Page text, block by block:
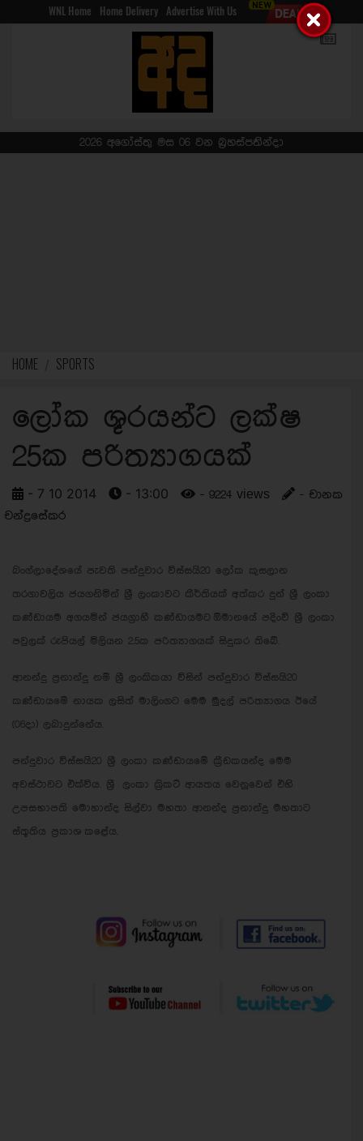
WNL Home Home Delivery Advertise With Us
2026 අගෝස්තු මස 06 වන බ්‍රහස්පතින්දා
HOME SPORTS
ලෝක ශූරයන්ට ලක්ෂ
25ක පරිත්‍යාගයක්
- 7 10 2014 - 13:00 - 9224 views
- චානක
චන්ද්‍රසේකර
බංග්ලාදේශයේ පැවති පන්දුවාර විස්සයි20 ලෝක කුසලාන
තරගාවලිය ජයගනිමින් ශ්‍රී ලංකාවට කීර්තියක් අත්කර දුන් ශ්‍රී ලංකා
කණ්ඩායම අගයමින් ජයග්‍රාහී කණ්ඩායමට ඕමානයේ පදිංවි ශ්‍රී ලංකා
පවුලක් රුපියල් මිලියන 2.5ක පරිත්‍යාගයක් සිදුකර තිබේ.
ආනන්දු ප්‍රනාන්දු නම් ශ්‍රී ලංකිකයා විසින් පන්දුවාර විස්සයි20
කණ්ඩායමේ නායක ලසිත් මාලිංගට මෙම මුදල් පරිත්‍යාගය ඊයේ
(06දා) ලබාදුන්නේය.
පන්දුවාර විස්සයි20 ශ්‍රී ලංකා කණ්ඩායමේ ක්‍රීඩකයන්ද මෙම
අවස්ථාවට එක්විය. ශ්‍රී ලංකා ක්‍රිකට් ආයතය වෙනුවෙන් එහි
උපසභාපති මොහාන්ද සිල්වා මහතා ආනන්ද ප්‍රනාන්දු මහතාට
ස්තූතිය ප්‍රකාශ කළේය.